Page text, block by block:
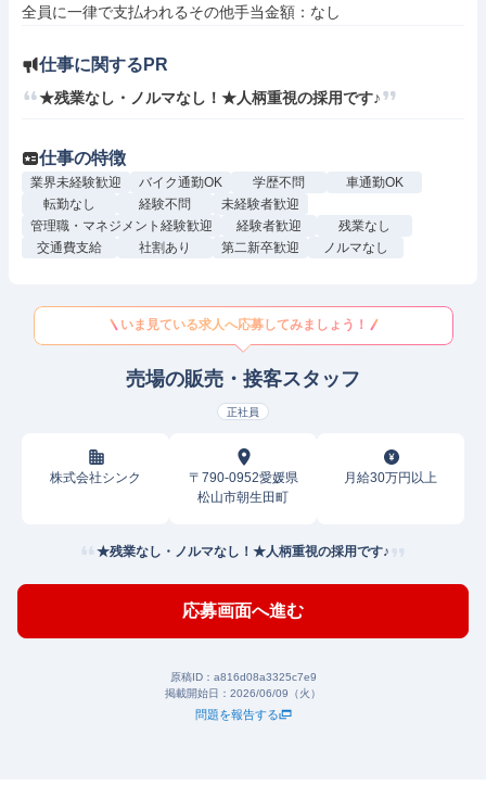
仕事に関するPR
★残業なし・ノルマなし！★人柄重視の採用です♪
仕事の特徴
業界未経験歓迎 バイク通勤OK 学歴不問
車通勤OK
転勤なし
経験不問
未経験者歓迎
管理職・マネジメント経験歓迎
経験者歓迎
残業なし
交通費支給
社割あり 第二新卒歓迎 ノルマなし
いま見ている求人へ応募してみましょう！
売場の販売・接客スタッフ
正社員
株式会社シンク
〒790-0952愛媛県
松山市朝生田町
月給30万円以上
★残業なし・ノルマなし！★人柄重視の採用です♪
応募画面へ進む
原稿ID： a816d08a3325c7e9
掲載開始日： 2026/06/09（火）
問題を報告する